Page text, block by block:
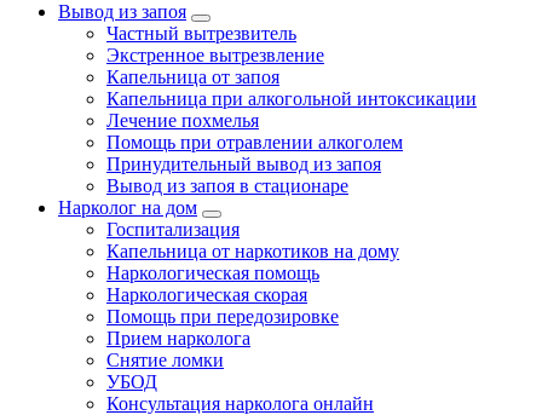
Вывод из запоя
Частный вытрезвитель
Экстренное вытрезвление
Капельница от запоя
Капельница при алкогольной интоксикации
Лечение похмелья
Помощь при отравлении алкоголем
Принудительный вывод из запоя
Вывод из запоя в стационаре
Нарколог на дом
Госпитализация
Капельница от наркотиков на дому
Наркологическая помощь
Наркологическая скорая
Помощь при передозировке
Прием нарколога
Снятие ломки
УБОД
Консультация нарколога онлайн